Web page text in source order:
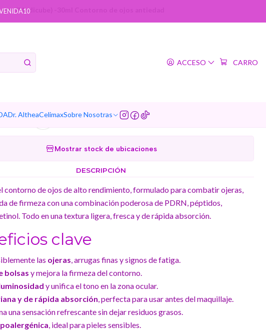
ACCESO CARRO
Dr. AltheaCelimaxSobre Nosotras
(Medicube) -30ml Contorno de ojos antiedad
Pink Peptide Eye Cream
-30ml Contorno de ojos
Agregar a la lista de favoritos
Mostrar stock de ubicaciones
DESCRIPCIÓN
contorno de ojos de alto rendimiento, formulado para combatir ojeras,
de firmeza con una combinación poderosa de PDRN, péptidos,
Todo en una textura ligera, fresca y de rápida absorción.
clave
las ojeras, arrugas finas y signos de fatiga.
bolsas y mejora la firmeza del contorno.
y unifica el tono en la zona ocular.
y de rápida absorción, perfecta para usar antes del maquillaje.
una sensación refrescante sin dejar residuos grasos.
, ideal para pieles sensibles.